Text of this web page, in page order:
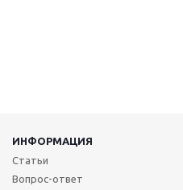
ИНФОРМАЦИЯ
Статьи
Вопрос-ответ